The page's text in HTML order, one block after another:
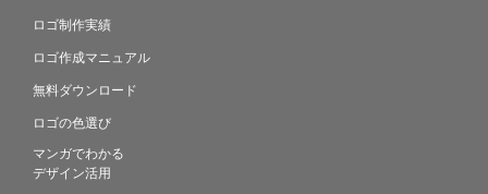
ロゴ制作実績
ロゴ作成マニュアル
無料ダウンロード
ロゴの色選び
マンガでわかる
デザイン活用